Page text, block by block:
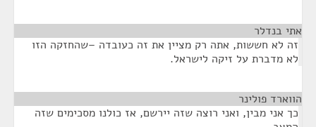
אתי בנדלר
זה לא חששות, אתה רק מציין את זה כעובדה –שהחזקה הזו
לא מדברת על זיקה לישראל.
הווארד פולינר
כך אני מבין, ואני רוצה שזה יירשם, אז כולנו מסכימים שזה